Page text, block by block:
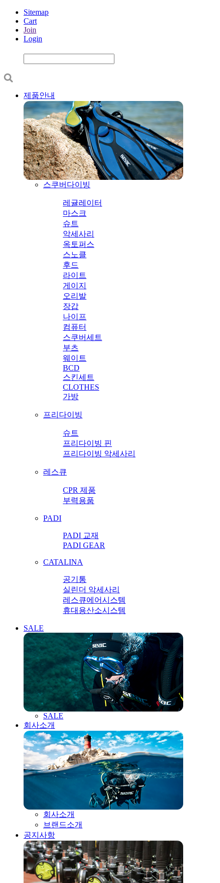
Sitemap
Cart
Join
Login
제품안내
스쿠버다이빙
레귤레이터
마스크
슈트
악세사리
옥토퍼스
스노클
후드
라이트
게이지
오리발
장갑
나이프
컴퓨터
스쿠버세트
부츠
웨이트
BCD
스킨세트
CLOTHES
가방
프리다이빙
슈트
프리다이빙 핀
프리다이빙 악세사리
레스큐
CPR 제품
부력용품
PADI
PADI 교재
PADI GEAR
CATALINA
공기통
실린더 악세사리
레스큐에어시스템
휴대용산소시스템
SALE
SALE
회사소개
회사소개
브랜드소개
공지사항